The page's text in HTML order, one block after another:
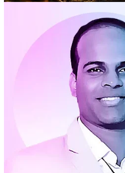
SpaceX днес стартира
$1,4 млрд. в Bitcoin
2026-06-02